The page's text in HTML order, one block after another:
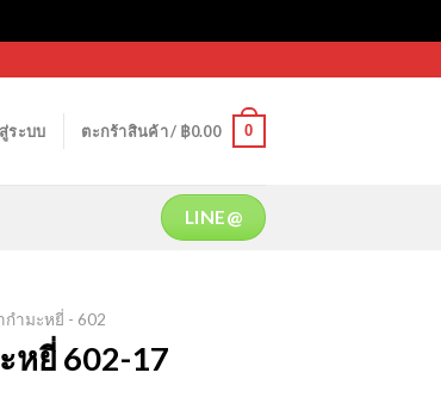
ระบบ ตะกร้าสินค้า / ฿0.00 0
LINE@
กำมะหยี่ - 602
หยี่ 602-17